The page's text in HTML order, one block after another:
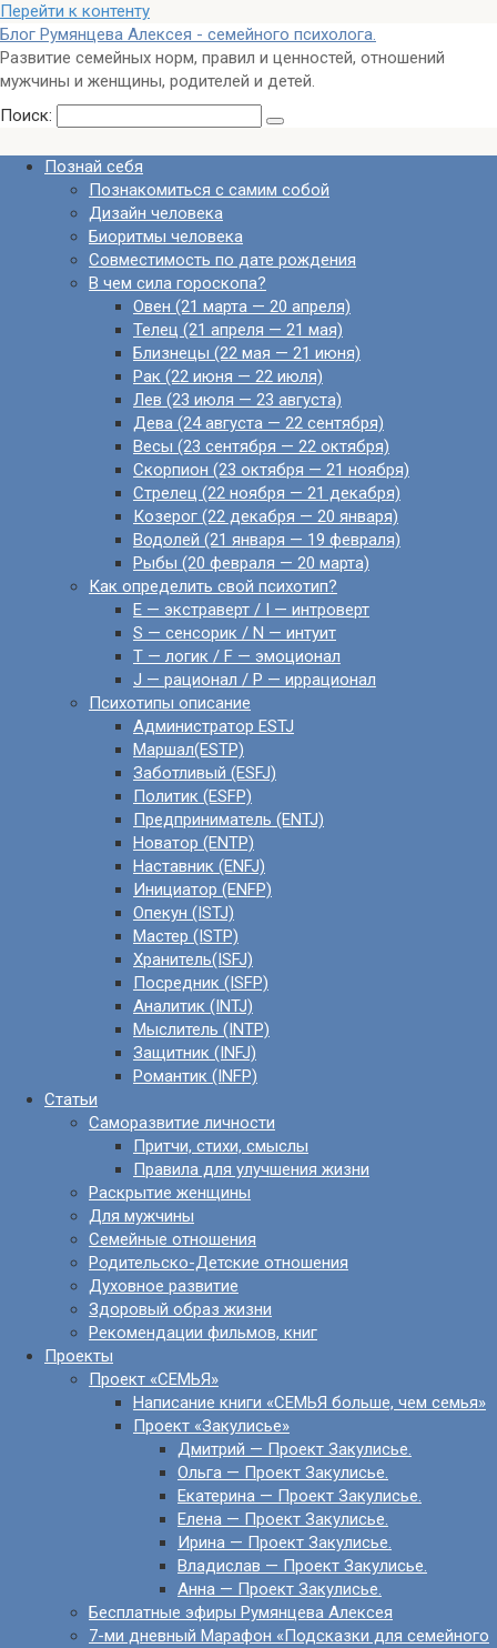
Перейти к контенту
Блог Румянцева Алексея - семейного психолога.
Развитие семейных норм, правил и ценностей, отношений
мужчины и женщины, родителей и детей.
Поиск:
Познай себя
Познакомиться с самим собой
Дизайн человека
Биоритмы человека
Совместимость по дате рождения
В чем сила гороскопа?
Овен (21 марта — 20 апреля)
Телец (21 апреля — 21 мая)
Близнецы (22 мая — 21 июня)
Рак (22 июня — 22 июля)
Лев (23 июля — 23 августа)
Дева (24 августа — 22 сентября)
Весы (23 сентября — 22 октября)
Скорпион (23 октября — 21 ноября)
Стрелец (22 ноября — 21 декабря)
Козерог (22 декабря — 20 января)
Водолей (21 января — 19 февраля)
Рыбы (20 февраля — 20 марта)
Как определить свой психотип?
E — экстраверт / I — интроверт
S — сенсорик / N — интуит
T — логик / F — эмоционал
J — рационал / P — иррационал
Психотипы описание
Администратор ESTJ
Маршал(ESTP)
Заботливый (ESFJ)
Политик (ESFP)
Предприниматель (ENTJ)
Новатор (ENTP)
Наставник (ENFJ)
Инициатор (ENFP)
Опекун (ISTJ)
Мастер (ISTP)
Хранитель(ISFJ)
Посредник (ISFP)
Аналитик (INTJ)
Мыслитель (INTP)
Защитник (INFJ)
Романтик (INFP)
Статьи
Саморазвитие личности
Притчи, стихи, смыслы
Правила для улучшения жизни
Раскрытие женщины
Для мужчины
Семейные отношения
Родительско-Детские отношения
Духовное развитие
Здоровый образ жизни
Рекомендации фильмов, книг
Проекты
Проект «СЕМЬЯ»
Написание книги «СЕМЬЯ больше, чем семья»
Проект «Закулисье»
Дмитрий — Проект Закулисье.
Ольга — Проект Закулисье.
Екатерина — Проект Закулисье.
Елена — Проект Закулисье.
Ирина — Проект Закулисье.
Владислав — Проект Закулисье.
Анна — Проект Закулисье.
Бесплатные эфиры Румянцева Алексея
7-ми дневный Марафон «Подсказки для семейного